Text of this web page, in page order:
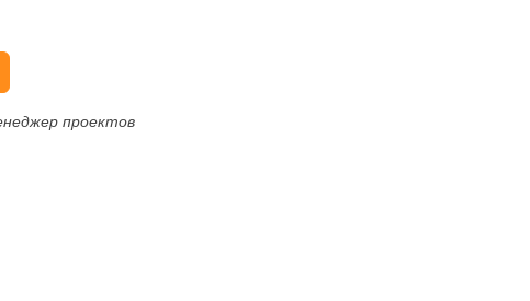
проектов